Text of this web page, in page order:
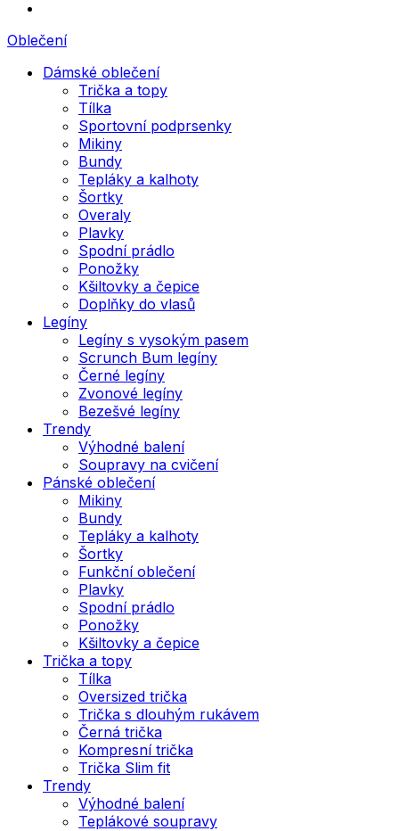
Oblečení
Dámské oblečení
Trička a topy
Tílka
Sportovní podprsenky
Mikiny
Bundy
Tepláky a kalhoty
Šortky
Overaly
Plavky
Spodní prádlo
Ponožky
Kšiltovky a čepice
Doplňky do vlasů
Legíny
Legíny s vysokým pasem
Scrunch Bum legíny
Černé legíny
Zvonové legíny
Bezešvé legíny
Trendy
Výhodné balení
Soupravy na cvičení
Pánské oblečení
Mikiny
Bundy
Tepláky a kalhoty
Šortky
Funkční oblečení
Plavky
Spodní prádlo
Ponožky
Kšiltovky a čepice
Trička a topy
Tílka
Oversized trička
Trička s dlouhým rukávem
Černá trička
Kompresní trička
Trička Slim fit
Trendy
Výhodné balení
Teplákové soupravy